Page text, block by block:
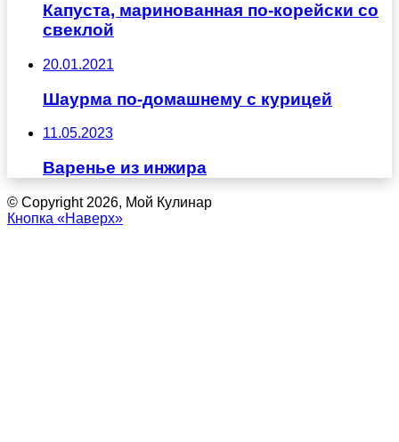
Капуста, маринованная по-корейски со
свеклой
20.01.2021
Шаурма по-домашнему с курицей
11.05.2023
Варенье из инжира
© Copyright 2026, Мой Кулинар
Кнопка «Наверх»